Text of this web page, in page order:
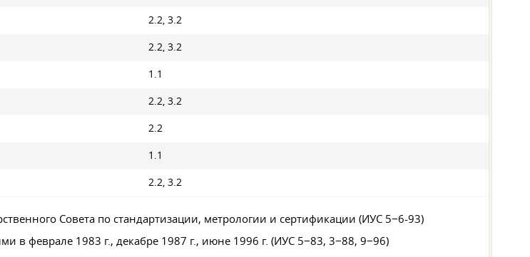
2.2, 3.2
2.2, 3.2
1.1
2.2, 3.2
2.2
1.1
2.2, 3.2
Совета по стандартизации, метрологии и сертификации (ИУС 5−6-93)
в феврале 1983 г., декабре 1987 г., июне 1996 г. (ИУС 5−83, 3−88, 9−96)